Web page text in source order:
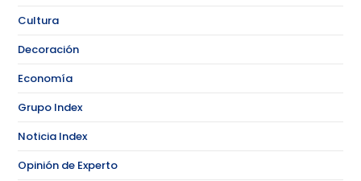
Cultura
Decoración
Economía
Grupo Index
Noticia Index
Opinión de Experto